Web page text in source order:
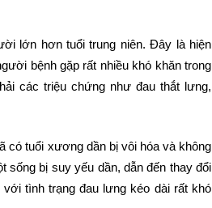
lớn hơn tuổi trung niên. Đây là hiện
bệnh gặp rất nhiều khó khăn trong
các triệu chứng như đau thắt lưng,
có tuổi xương dần bị vôi hóa và không
bị suy yếu dần, dẫn đến thay đổi
tình trạng đau lưng kéo dài rất khó